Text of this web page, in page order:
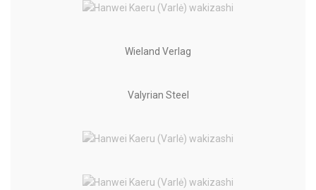
Wieland Verlag
Valyrian Steel